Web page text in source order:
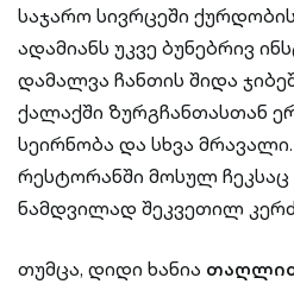
საჯარო სივრცეში
ადამიანს უკვე ბუნებრივ
დამალვა ჩანთის შიდა
ქალაქში ზურგჩანთასთან
სეირნობა და სხვა
რესტორანში მოსულ ჩეკსაც
ნამდვილად შეკვეთილ
თუმცა, დიდი ხანია